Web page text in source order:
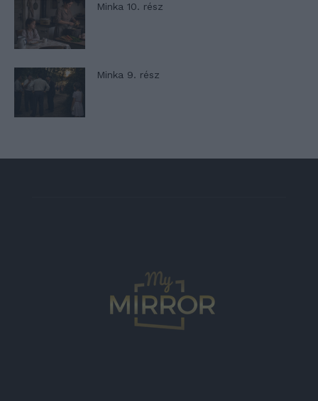
Minka 10. rész
Minka 9. rész